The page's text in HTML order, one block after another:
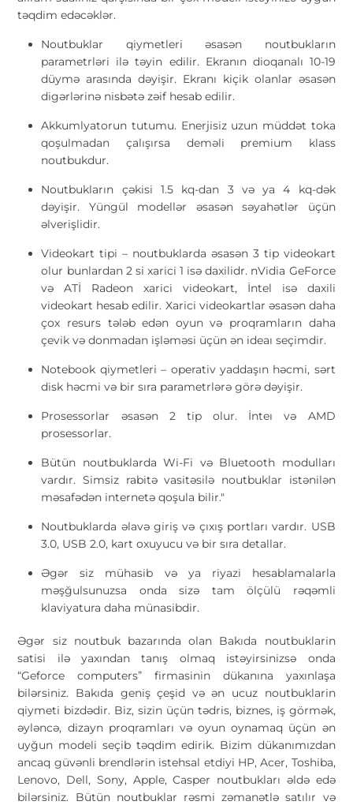
təqdim edəcəklər.
Noutbuklar qiymetleri əsasən noutbukların
parametrləri ilə təyin edilir. Ekranın dioqanalı 10-19
düymə arasında dəyişir. Ekranı kiçik olanlar əsasən
digərlərinə nisbətə zəif hesab edilir.
Akkumlyatorun tutumu. Enerjisiz uzun müddət toka
qoşulmadan çalışırsa deməli premium klass
noutbukdur.
Noutbukların çəkisi 1.5 kq-dan 3 və ya 4 kq-dək
dəyişir. Yüngül modellər əsasən səyahətlər üçün
əlverişlidir.
Videokart tipi – noutbuklarda əsasən 3 tip videokart
olur bunlardan 2 si xarici 1 isə daxilidr. nVidia GeForce
və ATİ Radeon xarici videokart, İntel isə daxili
videokart hesab edilir. Xarici videokartlar əsasən daha
çox resurs tələb edən oyun və proqramların daha
çevik və donmadan işləməsi üçün ən ideaı seçimdir.
Notebook qiymetleri – operativ yaddaşın həcmi, sərt
disk həcmi və bir sıra parametrlərə görə dəyişir.
Prosessorlar əsasən 2 tip olur. İnteı və AMD
prosessorlar.
Bütün noutbuklarda Wi-Fi və Bluetooth modulları
vardır. Simsiz rabitə vasitəsilə noutbuklar istənilən
məsafədən internetə qoşula bilir."
Noutbuklarda əlavə giriş və çıxış portları vardır. USB
3.0, USB 2.0, kart oxuyucu və bir sıra detallar.
Əgər siz mühasib və ya riyazi hesablamalarla
məşğulsunuzsa onda sizə tam ölçülü rəqəmli
klaviyatura daha münasibdir.
Əgər siz noutbuk bazarında olan Bakıda noutbuklarin
satisi ilə yaxından tanış olmaq istəyirsinizsə onda
“Geforce computers” firmasinin dükanına yaxınlaşa
bilərsiniz. Bakıda geniş çeşid və ən ucuz noutbuklarin
qiymeti bizdədir. Biz, sizin üçün tədris, biznes, iş görmək,
əyləncə, dizayn proqramları və oyun oynamaq üçün ən
uyğun modeli seçib təqdim edirik. Bizim dükanımızdan
ancaq güvənli brendlərin istehsal etdiyi HP, Acer, Toshiba,
Lenovo, Dell, Sony, Apple, Casper noutbukları əldə edə
bilərsiniz. Bütün noutbuklar rəsmi zəmanətlə satılır və